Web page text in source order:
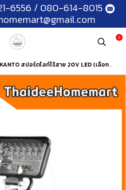
6556 / 080-614-8015
0
KANTO สปอร์ตไลท์ไร้สาย 20V LED (เลือกรุ่น) รับประกันศูนย์ 6 เดือน KT-POWER-LT87(18ดวง)/KT-POWER-LT88(30ดวง)/KT-POWER-LT8